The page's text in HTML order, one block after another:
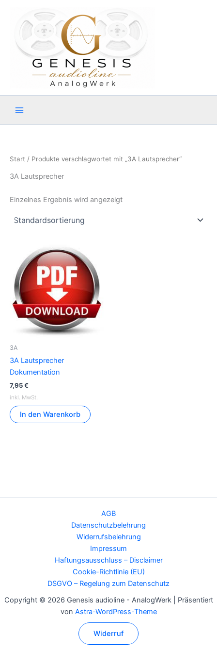
springen
Start / Produkte verschlagwortet mit „3A Lautsprecher“
3A Lautsprecher
Einzelnes Ergebnis wird angezeigt
3A
3A Lautsprecher
Dokumentation
7,95€
inkl. MwSt.
In den Warenkorb
AGB
Datenschutzbelehrung
Widerrufsbelehrung
Impressum
Haftungsausschluss – Disclaimer
Cookie-Richtlinie (EU)
DSGVO – Regelung zum Datenschutz
Copyright © 2026 Genesis audioline - AnalogWerk | Präsentiert
von Astra-WordPress-Theme
Widerruf